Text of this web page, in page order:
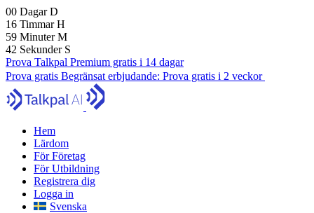
00 DagarD
16 TimmarH
59 MinuterM
41 Sekunder S
Prova Talkpal Premium gratis i 14 dagar
Prova gratis Begränsat erbjudande: Prova gratis i 2 veckor
Hem
Lärdom
För Företag
För Utbildning
Registrera dig
Logga in
Svenska